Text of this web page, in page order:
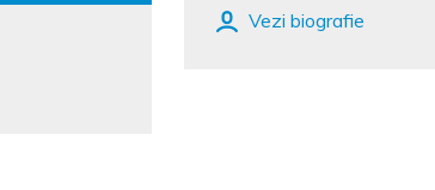
Vezi biografie